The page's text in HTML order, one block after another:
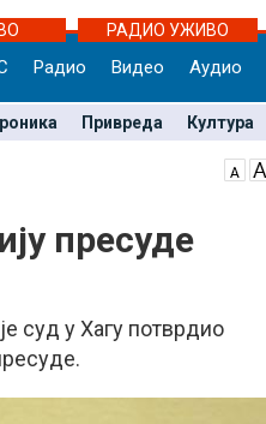
РАДИО УЖИВО
Радио Видео Аудио
Привреда Култура
пресуде
суд у Хагу потврдио